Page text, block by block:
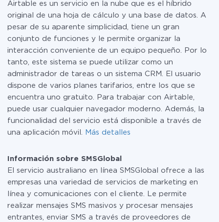
tarifas .
Airtable es un servicio en la nube que es el híbrido
original de una hoja de cálculo y una base de datos. A
pesar de su aparente simplicidad, tiene un gran
conjunto de funciones y le permite organizar la
interacción conveniente de un equipo pequeño. Por lo
tanto, este sistema se puede utilizar como un
administrador de tareas o un sistema CRM. El usuario
dispone de varios planes tarifarios, entre los que se
encuentra uno gratuito. Para trabajar con Airtable,
puede usar cualquier navegador moderno. Además, la
funcionalidad del servicio está disponible a través de
una aplicación móvil.
Más detalles
Información sobre SMSGlobal
El servicio australiano en línea SMSGlobal ofrece a las
empresas una variedad de servicios de marketing en
línea y comunicaciones con el cliente. Le permite
realizar mensajes SMS masivos y procesar mensajes
entrantes, enviar SMS a través de proveedores de